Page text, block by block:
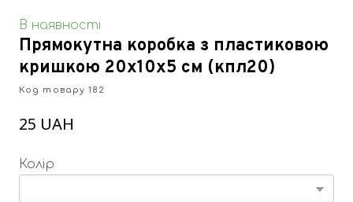
В наявності
Прямокутна коробка з пластиковою
кришкою 20х10х5 см (кпл20)
Код товару 182
25 UAH
Колір